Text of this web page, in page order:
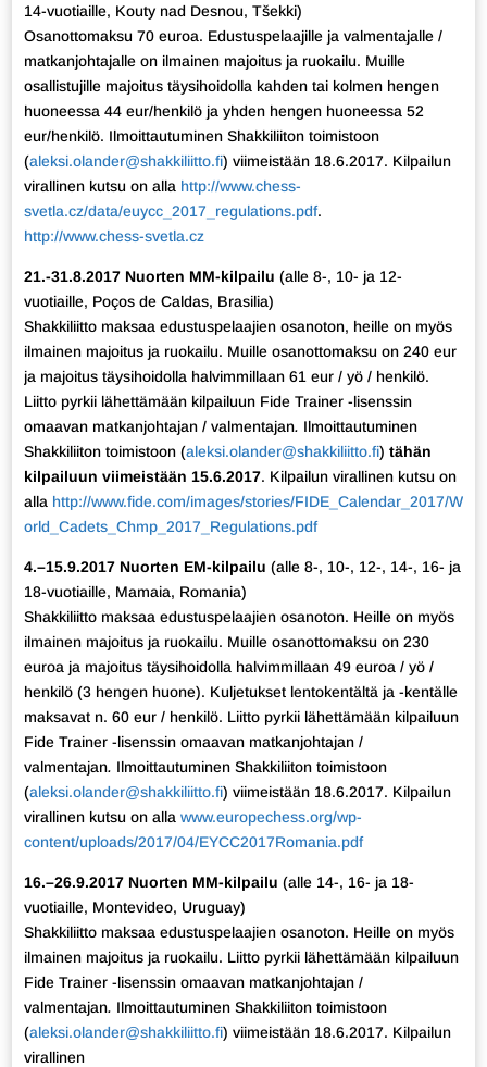
14-vuotiaille, Kouty nad Desnou, Tšekki)
Osanottomaksu 70 euroa. Edustuspelaajille ja valmentajalle /
matkanjohtajalle on ilmainen majoitus ja ruokailu. Muille
osallistujille majoitus täysihoidolla kahden tai kolmen hengen
huoneessa 44 eur/henkilö ja yhden hengen huoneessa 52
eur/henkilö. Ilmoittautuminen Shakkiliiton toimistoon
(aleksi.olander@shakkiliitto.fi) viimeistään 18.6.2017. Kilpailun
virallinen kutsu on alla http://www.chess-
svetla.cz/data/euycc_2017_regulations.pdf.
http://www.chess-svetla.cz
21.-31.8.2017 Nuorten MM-kilpailu (alle 8-, 10- ja 12-
vuotiaille, Poços de Caldas, Brasilia)
Shakkiliitto maksaa edustuspelaajien osanoton, heille on myös
ilmainen majoitus ja ruokailu. Muille osanottomaksu on 240 eur
ja majoitus täysihoidolla halvimmillaan 61 eur / yö / henkilö.
Liitto pyrkii lähettämään kilpailuun Fide Trainer -lisenssin
omaavan matkanjohtajan / valmentajan. Ilmoittautuminen
Shakkiliiton toimistoon (aleksi.olander@shakkiliitto.fi) tähän
kilpailuun viimeistään 15.6.2017. Kilpailun virallinen kutsu on
alla http://www.fide.com/images/stories/FIDE_Calendar_2017/W
orld_Cadets_Chmp_2017_Regulations.pdf
4.–15.9.2017 Nuorten EM-kilpailu (alle 8-, 10-, 12-, 14-, 16- ja
18-vuotiaille, Mamaia, Romania)
Shakkiliitto maksaa edustuspelaajien osanoton. Heille on myös
ilmainen majoitus ja ruokailu. Muille osanottomaksu on 230
euroa ja majoitus täysihoidolla halvimmillaan 49 euroa / yö /
henkilö (3 hengen huone). Kuljetukset lentokentältä ja -kentälle
maksavat n. 60 eur / henkilö. Liitto pyrkii lähettämään kilpailuun
Fide Trainer -lisenssin omaavan matkanjohtajan /
valmentajan. Ilmoittautuminen Shakkiliiton toimistoon
(aleksi.olander@shakkiliitto.fi) viimeistään 18.6.2017. Kilpailun
virallinen kutsu on alla www.europechess.org/wp-
content/uploads/2017/04/EYCC2017Romania.pdf
16.–26.9.2017 Nuorten MM-kilpailu (alle 14-, 16- ja 18-
vuotiaille, Montevideo, Uruguay)
Shakkiliitto maksaa edustuspelaajien osanoton. Heille on myös
ilmainen majoitus ja ruokailu. Liitto pyrkii lähettämään kilpailuun
Fide Trainer -lisenssin omaavan matkanjohtajan /
valmentajan. Ilmoittautuminen Shakkiliiton toimistoon
(aleksi.olander@shakkiliitto.fi) viimeistään 18.6.2017. Kilpailun
virallinen